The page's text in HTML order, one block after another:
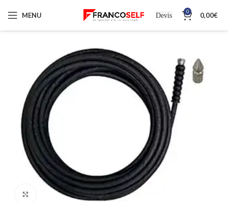
MENU Devis 0 0,00€
Cliquez pour agrandir